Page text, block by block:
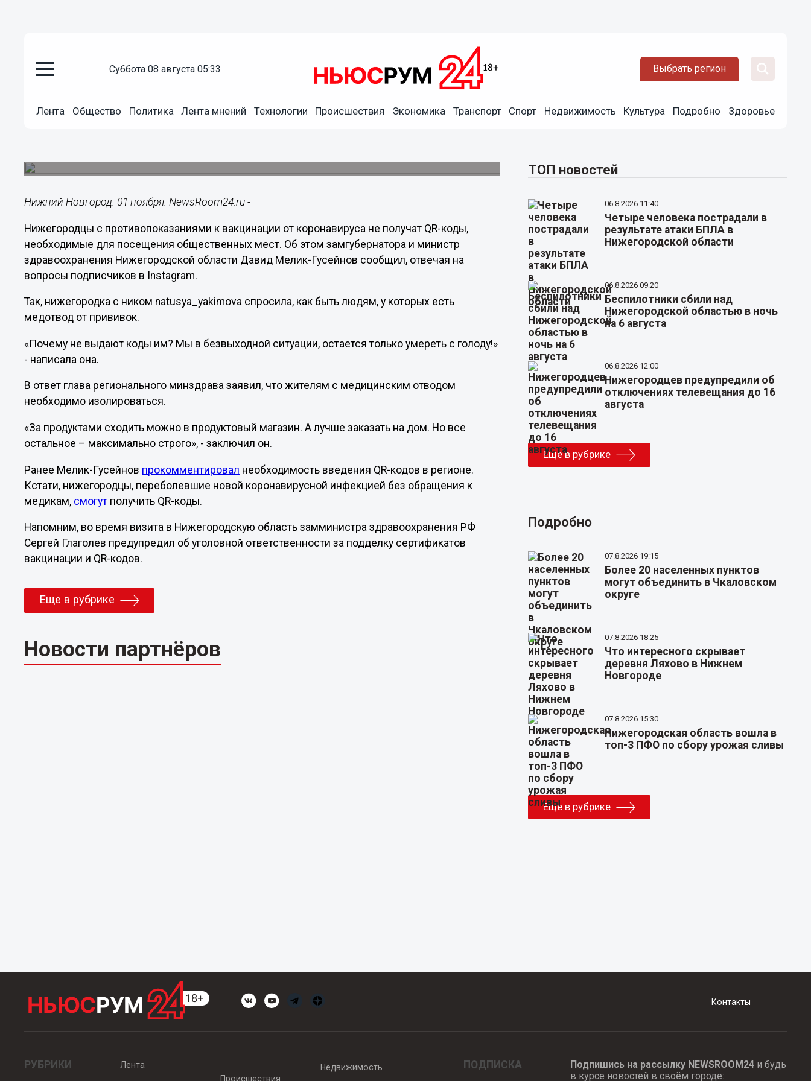
суббота 08 августа 05:33 Выбрать регион
Лента Общество Политика Лента мнений Технологии Происшествия Экономика Транспорт Спорт Недвижимость Культура Подробно Здоровье
Нижегородцы с противопоказаниями к вакцинации от
Нижний Новгород. 01 ноября. NewsRoom24.ru -
Нижегородцы с противопоказаниями к вакцинации от коронавируса не получат QR-коды,
необходимые для посещения общественных мест. Об этом замгубернатора и министр
здравоохранения Нижегородской области Давид Мелик-Гусейнов сообщил, отвечая на
вопросы подписчиков в Instagram.
Так, нижегородка с ником natusya_yakimova спросила, как быть людям, у которых есть
медотвод от прививок.
«Почему не выдают коды им? Мы в безвыходной ситуации, остается только умереть с голоду!»
- написала она.
В ответ глава регионального минздрава заявил, что жителям с медицинским отводом
необходимо изолироваться.
«За продуктами сходить можно в продуктовый магазин. А лучше заказать на дом. Но все
остальное – максимально строго», - заключил он.
Ранее Мелик-Гусейнов прокомментировал необходимость введения QR-кодов в регионе.
Кстати, нижегородцы, переболевшие новой коронавирусной инфекцией без обращения к
медикам, смогут получить QR-коды.
Напомним, во время визита в Нижегородскую область замминистра здравоохранения РФ
Сергей Глаголев предупредил об уголовной ответственности за подделку сертификатов
вакцинации и QR-кодов.
Еще в рубрике
Новости партнёров
ТОП новостей
06.8.2026 11:40
Четыре человека пострадали в
результате атаки БПЛА в
Нижегородской области
06.8.2026 09:20
Беспилотники сбили над
Нижегородской областью в ночь
на 6 августа
06.8.2026 12:00
Нижегородцев предупредили об
отключениях телевещания до 16
августа
Еще в рубрике
Подробно
07.8.2026 19:15
Более 20 населенных пунктов
могут объединить в Чкаловском
округе
07.8.2026 18:25
Что интересного скрывает
деревня Ляхово в Нижнем
Новгороде
07.8.2026 15:30
Нижегородская область вошла в
топ-3 ПФО по сбору урожая сливы
Еще в рубрике
Контакты
РУБРИКИ
Лента
Происшествия
Недвижимость ПОДПИСКА Подпишись на рассылку NEWSROOM24и будь
в курсе новостей в своём городе: